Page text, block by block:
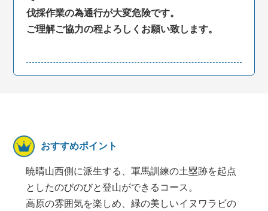
伐採作業の為通行が大変危険です。
ご理解ご協力の程よろしくお願い致します。
おすすめポイント
暁晴山西側に派生する、軍馬訓練の土塁跡を起点
としたのびのびと登山ができるコース。
高原の雰囲気を楽しめ、緑の美しいイヌワラビの